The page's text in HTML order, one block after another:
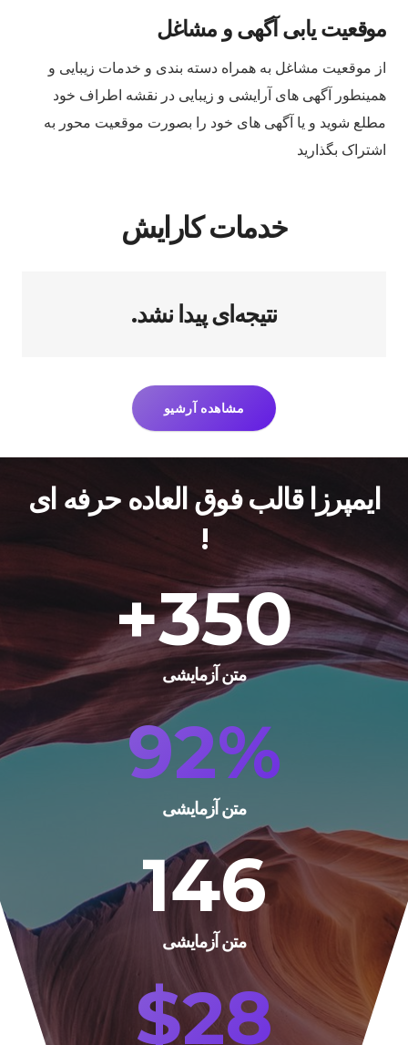
موقعیت یابی آگهی و مشاغل
از موقعیت مشاغل به همراه دسته بندی و خدمات زیبایی و
همینطور آگهی های آرایشی و زیبایی در نقشه اطراف خود
مطلع شوید و یا آگهی های خود را بصورت موقعیت محور به
اشتراک بگذارید
خدمات کارایش
نتیجه‌ای پیدا نشد.
مشاهده آرشیو
ایمپرزا قالب فوق العاده حرفه ای
!
350
+
متن آزمایشی
92%
متن آزمایشی
146
متن آزمایشی
$28